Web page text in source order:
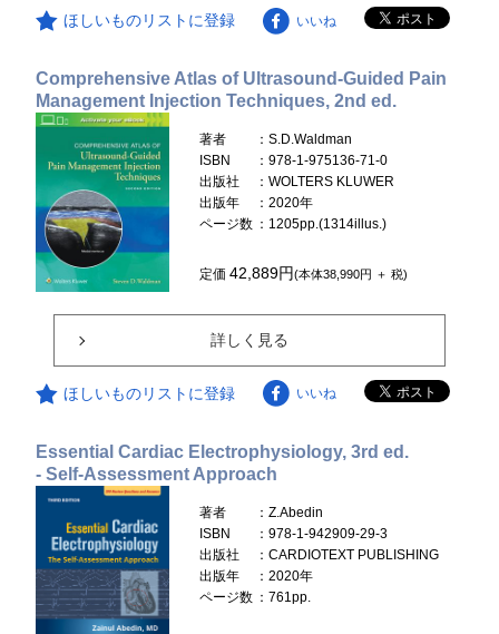
ほしいものリストに登録 いいね
Comprehensive Atlas of Ultrasound-Guided Pain
Management Injection Techniques, 2nd ed.
著者
：S.D.Waldman
ISBN
：978-1-975136-71-0
出版社
：WOLTERS KLUWER
出版年
：2020年
ページ数 ：1205pp.(1314illus.)
定価42,889円(本体38,990円 ＋ 税)
詳しく見る
ほしいものリストに登録 いいね
Essential Cardiac Electrophysiology, 3rd ed.
- Self-Assessment Approach
著者
：Z.Abedin
ISBN
：978-1-942909-29-3
出版社
：CARDIOTEXT PUBLISHING
出版年
：2020年
ページ数 ：761pp.